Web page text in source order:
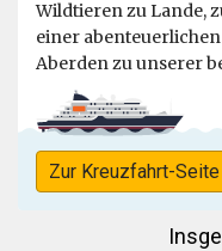
Wildtieren zu Lande,
einer
Aberden zu unserer
Zur Kreuzfahrt-